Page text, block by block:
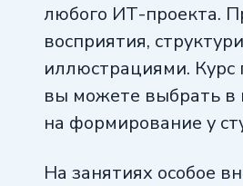
любого ИТ-проекта.
восприятия,
иллюстрациями.
вы можете выбрать в
на формирование у
На занятиях особое